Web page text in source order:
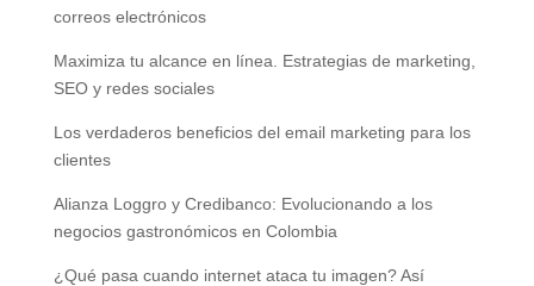
correos electrónicos
Maximiza tu alcance en línea. Estrategias de marketing,
SEO y redes sociales
Los verdaderos beneficios del email marketing para los
clientes
Alianza Loggro y Credibanco: Evolucionando a los
negocios gastronómicos en Colombia
¿Qué pasa cuando internet ataca tu imagen? Así